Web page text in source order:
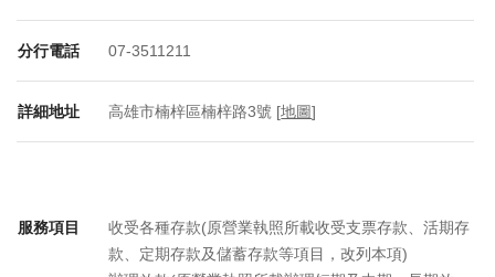
分行電話 07-3511211
詳細地址 高雄市楠梓區楠梓路3號 [地圖]
服務項目
收受各種存款(原營業執照所載收受支票存款、活期存
款、定期存款及儲蓄存款等項目，改列本項)